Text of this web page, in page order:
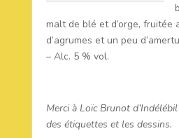
malt de blé et d’orge, fruitée
d’agrumes et un peu
– Alc. 5 % vol.
Merci à Loïc Brunot
des étiquettes et les dessins.